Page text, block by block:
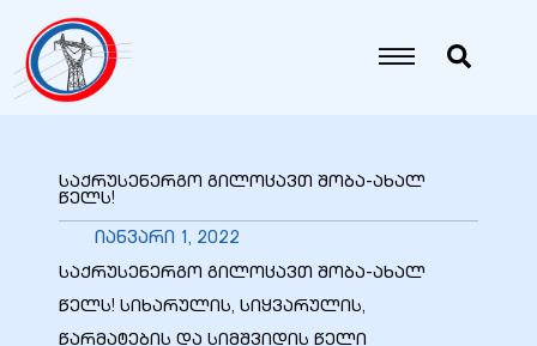
საქრუსენერგო გილოცავთ შობა-ახალ
წელს!
იანვარი 1, 2022
საქრუსენერგო გილოცავთ შობა-ახალ
წელს! სიხარულის, სიყვარულის,
წარმატების და სიმშვიდის წელი